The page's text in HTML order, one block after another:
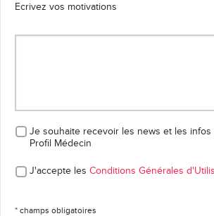
Ecrivez vos motivations
Je souhaite recevoir les news et les infos
Profil Médecin
J'accepte les Conditions Générales
* champs obligatoires